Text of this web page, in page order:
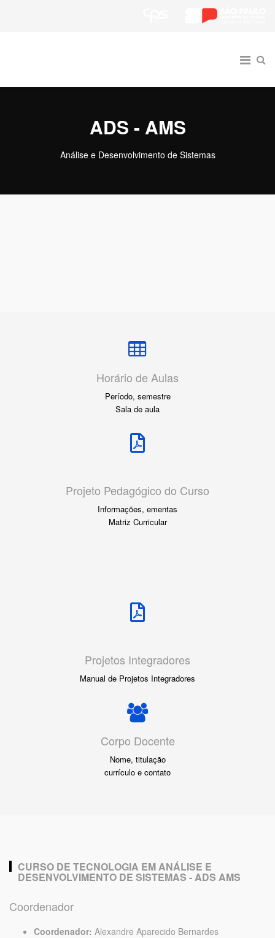
ADS - AMS
Análise e Desenvolvimento de Sistemas
Horário de Aulas
Período, semestre
Sala de aula
Projeto Pedagógico do Curso
Informações, ementas
Matriz Curricular
Projetos Integradores
Manual de Projetos Integradores
Corpo Docente
Nome, titulação
currículo e contato
CURSO DE TECNOLOGIA EM ANÁLISE E
DESENVOLVIMENTO DE SISTEMAS - ADS AMS
Coordenador
Coordenador: Alexandre Aparecido Bernardes